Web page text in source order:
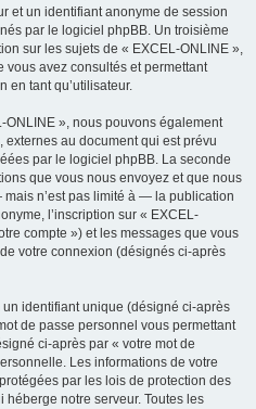
et un identifiant anonyme de session
par le logiciel phpBB. Un troisième
sur les sujets de « EXCEL-ONLINE »,
vous avez consultés et permettant
en tant qu’utilisateur.
ONLINE », nous pouvons également
au document qui est prévu
par le logiciel phpBB. La seconde
que vous nous envoyez et que nous
n’est pas limité à — la publication
l’inscription sur « EXCEL-
compte ») et les messages que vous
votre connexion (désignés ci-après
identifiant unique (désigné ci-après
de passe personnel vous permettant
ci-après par « votre mot de
Les informations de votre
par les lois de protection des
notre serveur. Toutes les